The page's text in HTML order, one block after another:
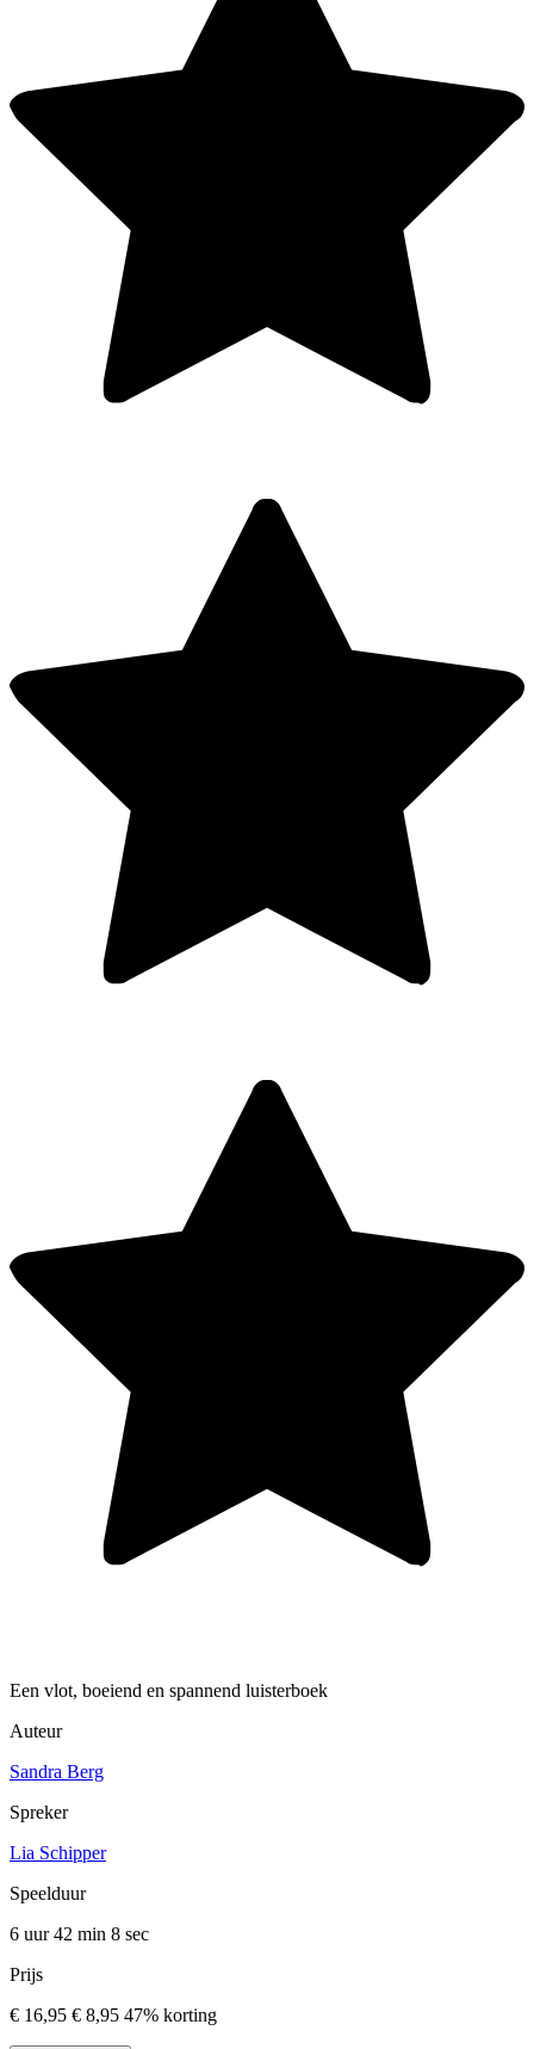
Een vlot, boeiend en spannend luisterboek
Auteur
Sandra Berg
Spreker
Lia Schipper
Speelduur
6 uur 42 min 8 sec
Prijs
€ 16,95 € 8,95 47% korting